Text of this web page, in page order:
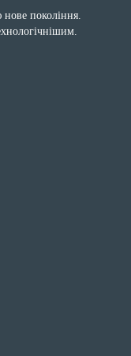
нове покоління.